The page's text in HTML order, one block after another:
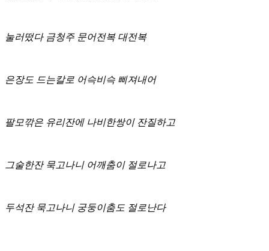
눌러떴다 금청주 문어전복 대전복
은장도 드는칼로 어슥비슥 삐져내어
팔모깎은 유리잔에 나비한쌍이 잔질하고
그술한잔 묵고나니 어깨춤이 절로나고
두석잔 묵고나니 궁둥이춤도 절로난다